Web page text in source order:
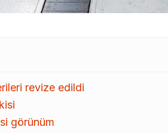
revize edildi
görünüm